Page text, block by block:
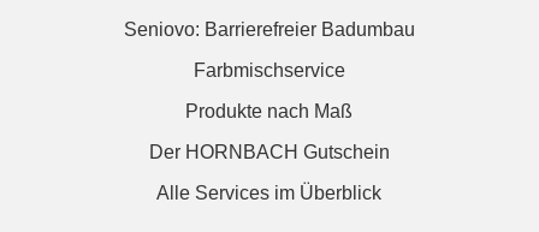
Seniovo: Barrierefreier Badumbau
Farbmischservice
Produkte nach Maß
Der HORNBACH Gutschein
Alle Services im Überblick